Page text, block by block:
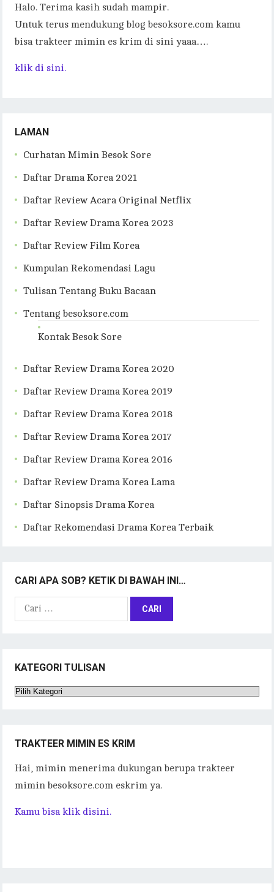
Halo. Terima kasih sudah mampir.
Untuk terus mendukung blog besoksore.com kamu
bisa trakteer mimin es krim di sini yaaa….
klik di sini.
LAMAN
Curhatan Mimin Besok Sore
Daftar Drama Korea 2021
Daftar Review Acara Original Netflix
Daftar Review Drama Korea 2023
Daftar Review Film Korea
Kumpulan Rekomendasi Lagu
Tulisan Tentang Buku Bacaan
Tentang besoksore.com
Kontak Besok Sore
Daftar Review Drama Korea 2020
Daftar Review Drama Korea 2019
Daftar Review Drama Korea 2018
Daftar Review Drama Korea 2017
Daftar Review Drama Korea 2016
Daftar Review Drama Korea Lama
Daftar Sinopsis Drama Korea
Daftar Rekomendasi Drama Korea Terbaik
CARI APA SOB? KETIK DI BAWAH INI…
Cari
KATEGORI TULISAN
Kategori
TRAKTEER MIMIN ES KRIM
Hai, mimin menerima dukungan berupa trakteer
mimin besoksore.com eskrim ya.
Kamu bisa klik disini.